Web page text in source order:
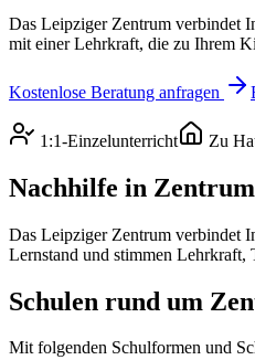
Das Leipziger Zentrum verbindet
mit einer Lehrkraft, die zu Ihrem
Kostenlose Beratung anfragen
1:1-Einzelunterricht Zu
Nachhilfe in Zentrum
Das Leipziger Zentrum verbindet
Lernstand und stimmen
Schulen rund um
Mit folgenden Schulformen und